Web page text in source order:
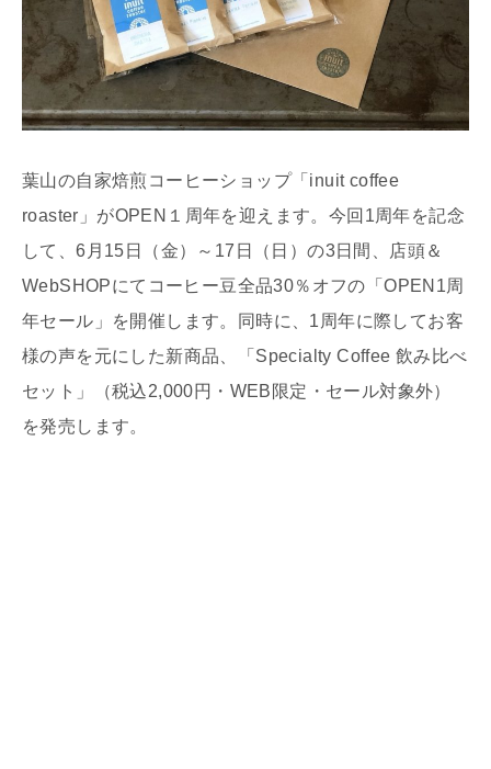
葉山の自家焙煎コーヒーショップ「inuit coffee
roaster」がOPEN１周年を迎えます。今回1周年を記念
して、6月15日（金）～17日（日）の3日間、店頭＆
WebSHOPにてコーヒー豆全品30％オフの「OPEN1周
年セール」を開催します。同時に、1周年に際してお客
様の声を元にした新商品、「Specialty Coffee 飲み比べ
セット」（税込2,000円・WEB限定・セール対象外）
を発売します。